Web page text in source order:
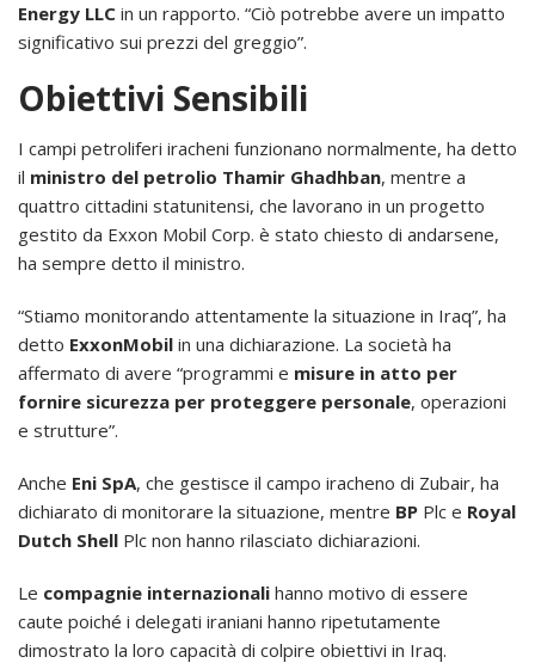
Energy LLC in un rapporto. “Ciò potrebbe avere un impatto
significativo sui prezzi del greggio”.
Obiettivi Sensibili
I campi petroliferi iracheni funzionano normalmente, ha detto
il ministro del petrolio Thamir Ghadhban, mentre a
quattro cittadini statunitensi, che lavorano in un progetto
gestito da Exxon Mobil Corp. è stato chiesto di andarsene,
ha sempre detto il ministro.
“Stiamo monitorando attentamente la situazione in Iraq”, ha
detto ExxonMobil in una dichiarazione. La società ha
affermato di avere “programmi e misure in atto per
fornire sicurezza per proteggere personale, operazioni
e strutture”.
Anche Eni SpA, che gestisce il campo iracheno di Zubair, ha
dichiarato di monitorare la situazione, mentre BP Plc e Royal
Dutch Shell Plc non hanno rilasciato dichiarazioni.
Le compagnie internazionali hanno motivo di essere
caute poiché i delegati iraniani hanno ripetutamente
dimostrato la loro capacità di colpire obiettivi in ​​Iraq.